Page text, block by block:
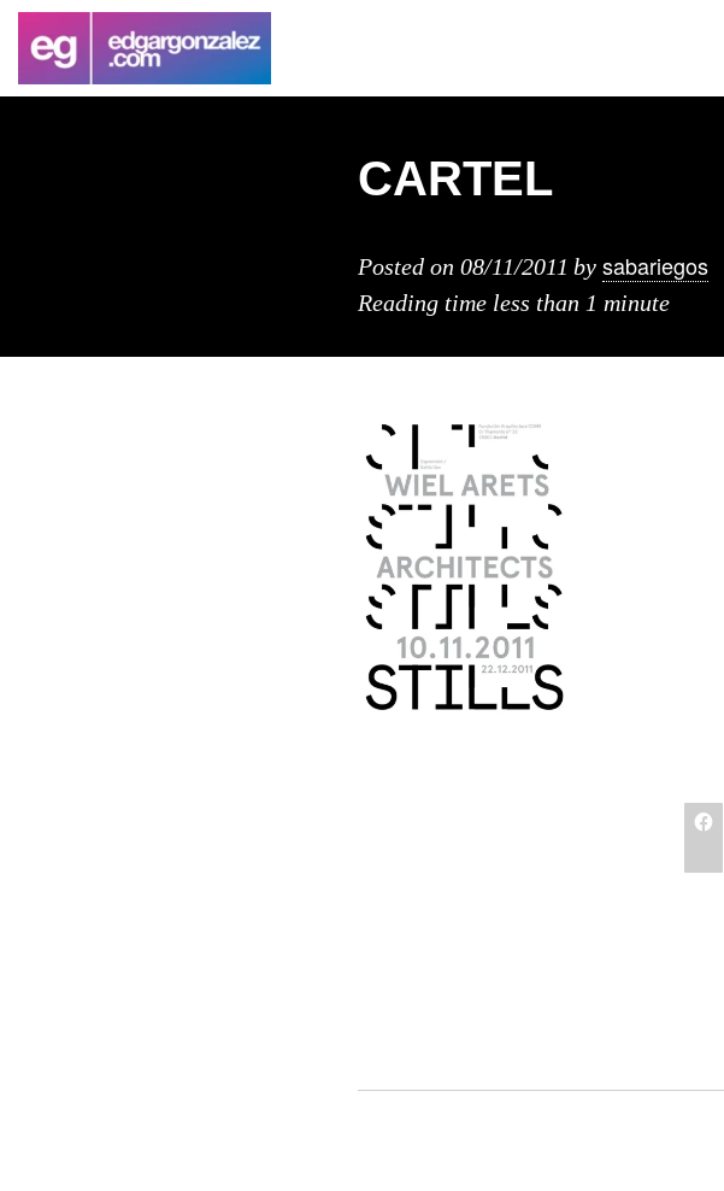
CARTEL
Posted on 08/11/2011 by sabariegos
Reading time less than 1 minute